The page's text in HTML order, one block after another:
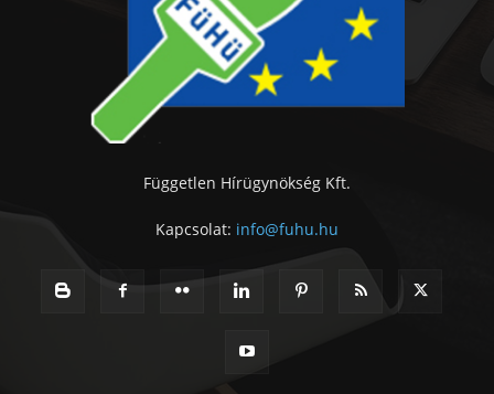
Független Hírügynökség Kft.
Kapcsolat: info@fuhu.hu